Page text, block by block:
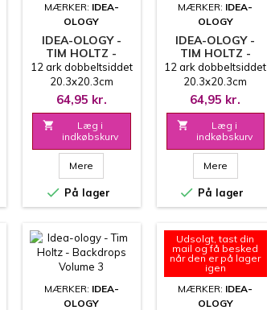
MÆRKER: IDEA-
OLOGY
IDEA-OLOGY -
TIM HOLTZ -
PALETTE
COLLECTION 8X8
- ORANGE -
TH94471
12 ark dobbeltsiddet
20.3x20.3cm
64,95 kr.

Læg i
indkøbskurv
Mere
 På lager
MÆRKER: IDEA-
OLOGY
IDEA-OLOGY -
TIM HOLTZ -
PALETTE
COLLECTION 8X8
- RED - TH94470
12 ark dobbeltsiddet
20.3x20.3cm
64,95 kr.

Læg i
indkøbskurv
Mere
 På lager
MÆRKER: IDEA-
OLOGY
Udsolgt, tast din
mail og få besked
når den er på lager
igen
MÆRKER: IDEA-
OLOGY